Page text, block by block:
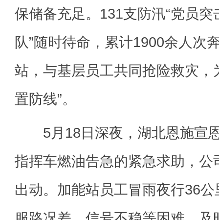
保储备充足。131支防汛“党员突
队”随时待命，累计1900余人次
站，与基层员工共同抢险救灾，
置防线”。
5月18日深夜，湖北恩施宣
指挥车燃油告急的紧急求助，公
出动。加能站员工冒雨夜行36